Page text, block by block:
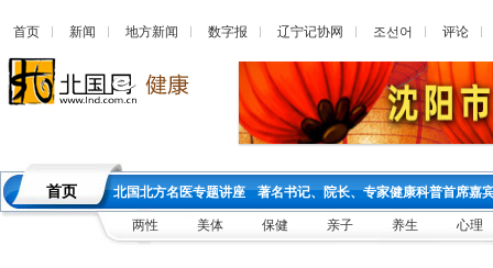
首页 新闻 地方新闻 数字报 辽宁记协网 조선어 评论
首页 北国北方名医专题讲座 著名书记、院长、专家健康科普首席嘉
两性 美体 保健 亲子 养生 心理